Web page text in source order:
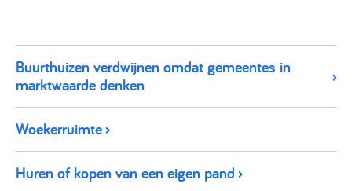
Buurthuizen verdwijnen omdat gemeentes in
marktwaarde denken
Woekerruimte
Huren of kopen van een eigen pand